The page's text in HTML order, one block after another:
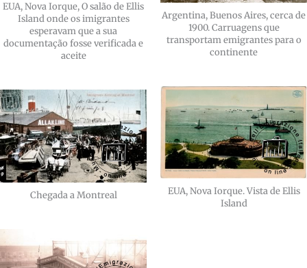
EUA, Nova Iorque, O salão de Ellis
Island onde os imigrantes
esperavam que a sua
documentação fosse verificada e
aceite
Chegada a Montreal
Argentina, Buenos Aires, cerca de
1900. Carruagens que
transportam emigrantes para o
continente
EUA, Nova Iorque. Vista de Ellis
Island